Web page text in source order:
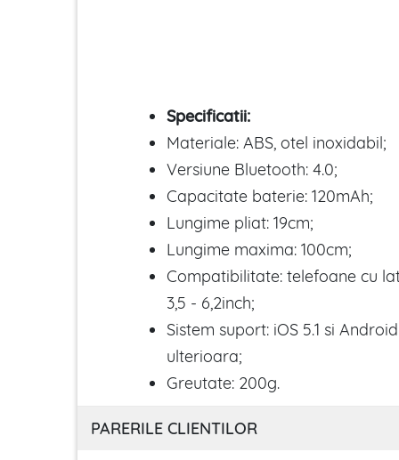
Specificatii:
Materiale: ABS, otel inoxidabil;
Versiune Bluetooth: 4.0;
Capacitate baterie: 120mAh;
Lungime pliat: 19cm;
Lungime maxima: 100cm;
Compatibilitate: telefoane cu
3,5 - 6,2inch;
Sistem suport: iOS 5.1 si
ulterioara;
Greutate: 200g.
PARERILE CLIENTILOR